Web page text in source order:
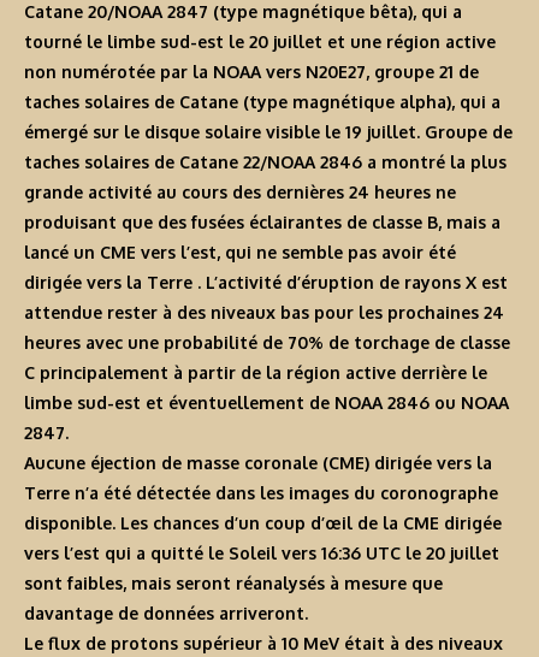
Catane 20/NOAA 2847 (type magnétique bêta), qui a
tourné le limbe sud-est le 20 juillet et une région active
non numérotée par la NOAA vers N20E27, groupe 21 de
taches solaires de Catane (type magnétique alpha), qui a
émergé sur le disque solaire visible le 19 juillet. Groupe de
taches solaires de Catane 22/NOAA 2846 a montré la plus
grande activité au cours des dernières 24 heures ne
produisant que des fusées éclairantes de classe B, mais a
lancé un CME vers l’est, qui ne semble pas avoir été
dirigée vers la Terre . L’activité d’éruption de rayons X est
attendue rester à des niveaux bas pour les prochaines 24
heures avec une probabilité de 70% de torchage de classe
C principalement à partir de la région active derrière le
limbe sud-est et éventuellement de NOAA 2846 ou NOAA
2847.
Aucune éjection de masse coronale (CME) dirigée vers la
Terre n’a été détectée dans les images du coronographe
disponible. Les chances d’un coup d’œil de la CME dirigée
vers l’est qui a quitté le Soleil vers 16:36 UTC le 20 juillet
sont faibles, mais seront réanalysés à mesure que
davantage de données arriveront.
Le flux de protons supérieur à 10 MeV était à des niveaux